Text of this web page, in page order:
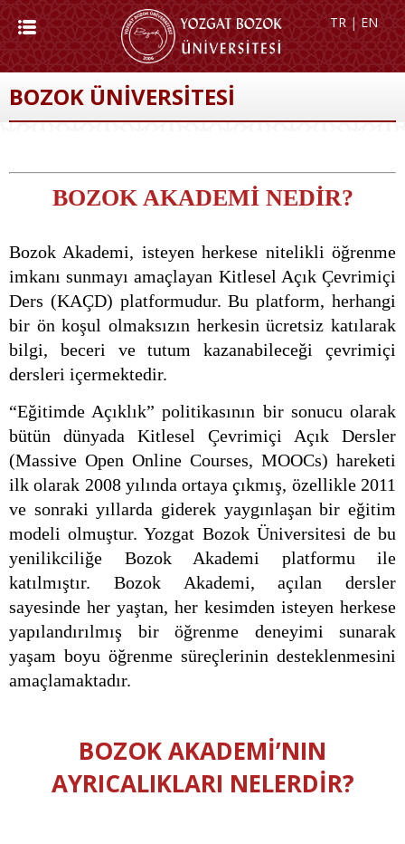
TR | EN
BOZOK ÜNİVERSİTESİ
BOZOK AKADEMİ NEDİR?
Bozok Akademi, isteyen herkese nitelikli öğrenme
imkanı sunmayı amaçlayan Kitlesel Açık Çevrimiçi
Ders (KAÇD) platformudur. Bu platform, herhangi
bir ön koşul olmaksızın herkesin ücretsiz katılarak
bilgi, beceri ve tutum kazanabileceği çevrimiçi
dersleri içermektedir.
“Eğitimde Açıklık” politikasının bir sonucu olarak
bütün dünyada Kitlesel Çevrimiçi Açık Dersler
(Massive Open Online Courses, MOOCs) hareketi
ilk olarak 2008 yılında ortaya çıkmış, özellikle 2011
ve sonraki yıllarda giderek yaygınlaşan bir eğitim
modeli olmuştur. Yozgat Bozok Üniversitesi de bu
yenilikciliğe Bozok Akademi platformu ile
katılmıştır. Bozok Akademi, açılan dersler
sayesinde her yaştan, her kesimden isteyen herkese
yapılandırılmış bir öğrenme deneyimi sunarak
yaşam boyu öğrenme süreçlerinin desteklenmesini
amaçlamaktadır.
BOZOK AKADEMİ’NIN
AYRICALIKLARI NELERDİR?